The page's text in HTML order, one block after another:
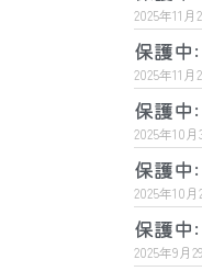
2025年11月
保護中
2025年11月
保護中
2025年10月
保護中
2025年10月
保護中
2025年9月